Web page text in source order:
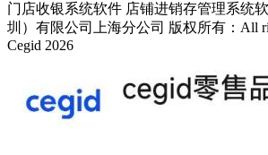
门店收银系统软件 店铺进销存管理系统
圳）有限公司上海分公司 版权所有：All
Cegid 2026